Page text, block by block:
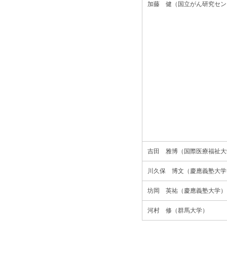
加藤 健（国立がん研究セン
吉田 雅博（国際医療福祉
川久保 博文（慶應義塾大
坊岡 英祐（慶應義塾大学）
河村 修（群馬大学）